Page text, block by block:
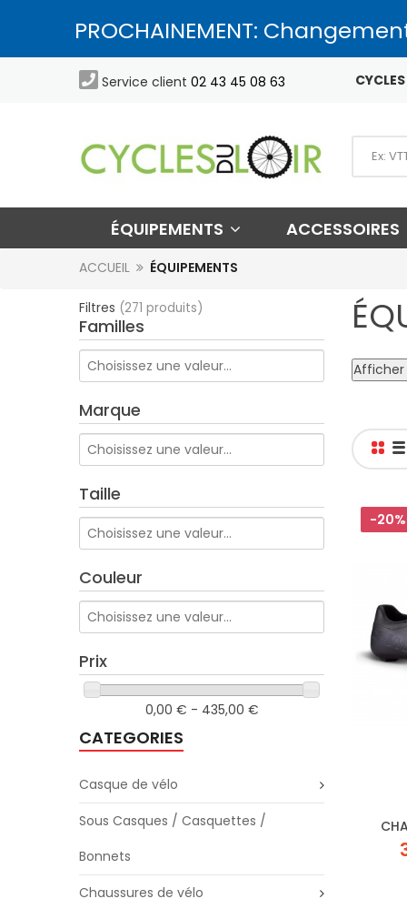
PROCHAINEMENT:
 Service client 02 43 45 08 63
ÉQUIPEMENTS ACCESSOIRES
ACCUEIL ÉQUIPEMENTS
Filtres (271 produits)
Familles
Marque
Taille
Couleur
Prix
0,00 € - 435,00 €
CATEGORIES
Casque de vélo
Sous Casques / Casquettes /
Bonnets
Chaussures de vélo
Afficher
-20%